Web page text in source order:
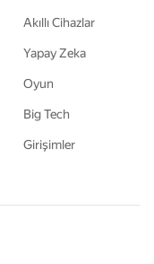
Akıllı Cihazlar
Yapay Zeka
Oyun
Big Tech
Girişimler